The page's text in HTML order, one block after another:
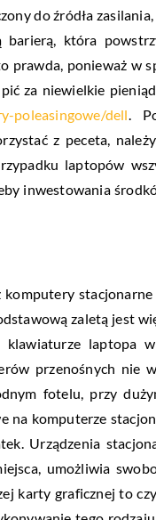
do źródła
barierą, która
prawda, ponieważ w
za niewielkie
poleasingowe/dell.
z peceta,
laptopów
inwestowania
zaletą jest
klawiaturze laptopa
przenośnych nie
fotelu, przy
na komputerze
Urządzenia
umożliwia
karty graficznej to